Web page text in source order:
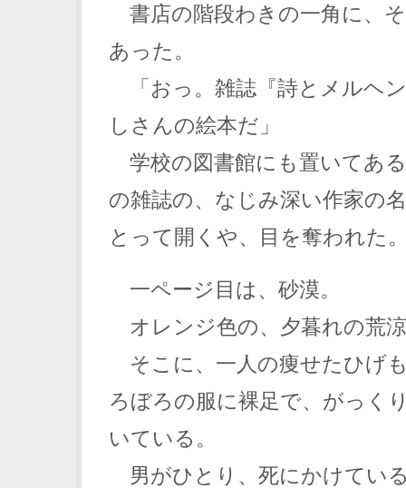
書店の階段わきの一角に、
あった。
「おっ。雑誌『詩とメルヘ
しさんの絵本だ」
学校の図書館にも置いてあ
の雑誌の、なじみ深い作家の
とって開くや、目を奪われた
一ページ目は、砂漠。
オレンジ色の、夕暮れの荒
そこに、一人の痩せたひげ
ろぼろの服に裸足で、がっく
いている。
男がひとり、死にかけてい